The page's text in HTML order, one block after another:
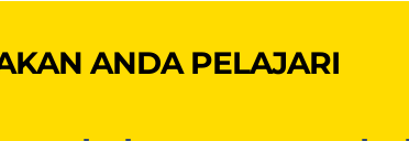
ANDA PELAJARI